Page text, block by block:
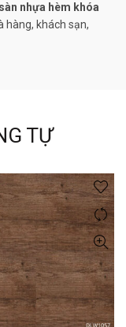
sàn nhựa hèm khóa
hàng, khách sạn,
TỰ